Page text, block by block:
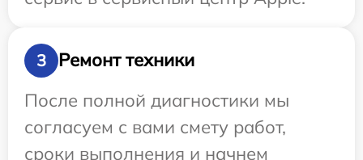
3
Ремонт техники
После полной диагностики мы
согласуем с вами смету работ,
сроки выполнения и начнем